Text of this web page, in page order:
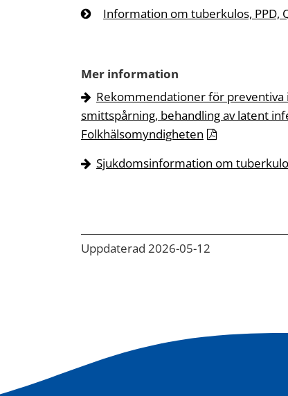
Information om tuberkulos, PPD,
Mer information
Rekommendationer för
smittspårning, behandling av latent
Folkhälsomyndigheten
Sjukdomsinformation om
Uppdaterad 2026-05-12